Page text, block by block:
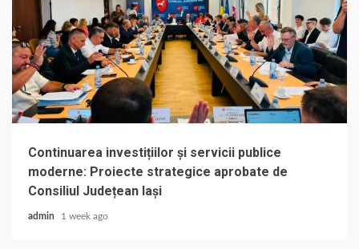
Continuarea investițiilor și servicii publice
moderne: Proiecte strategice aprobate de
Consiliul Județean Iași
admin 1 week ago